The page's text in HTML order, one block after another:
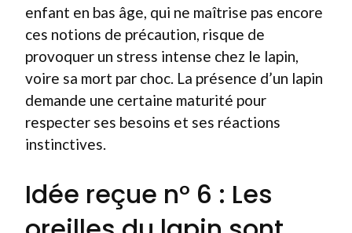
enfant en bas âge, qui ne maîtrise pas encore
ces notions de précaution, risque de
provoquer un stress intense chez le lapin,
voire sa mort par choc. La présence d’un lapin
demande une certaine maturité pour
respecter ses besoins et ses réactions
instinctives.
Idée reçue n° 6 : Les